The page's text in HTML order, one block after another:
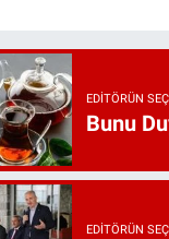
EDITÖRÜN
Bunu
EDITÖRÜN